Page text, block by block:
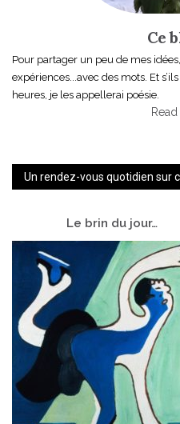
Ce
Pour partager un peu de mes
expériences...avec des mots. Et
heures, je les appellerai poésie.
Un rendez-vous quotidien sur
Le brin du jour…